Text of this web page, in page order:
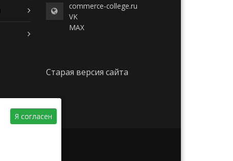
commerce-college.ru
VK
MAX
Старая версия сайта
Я согласен